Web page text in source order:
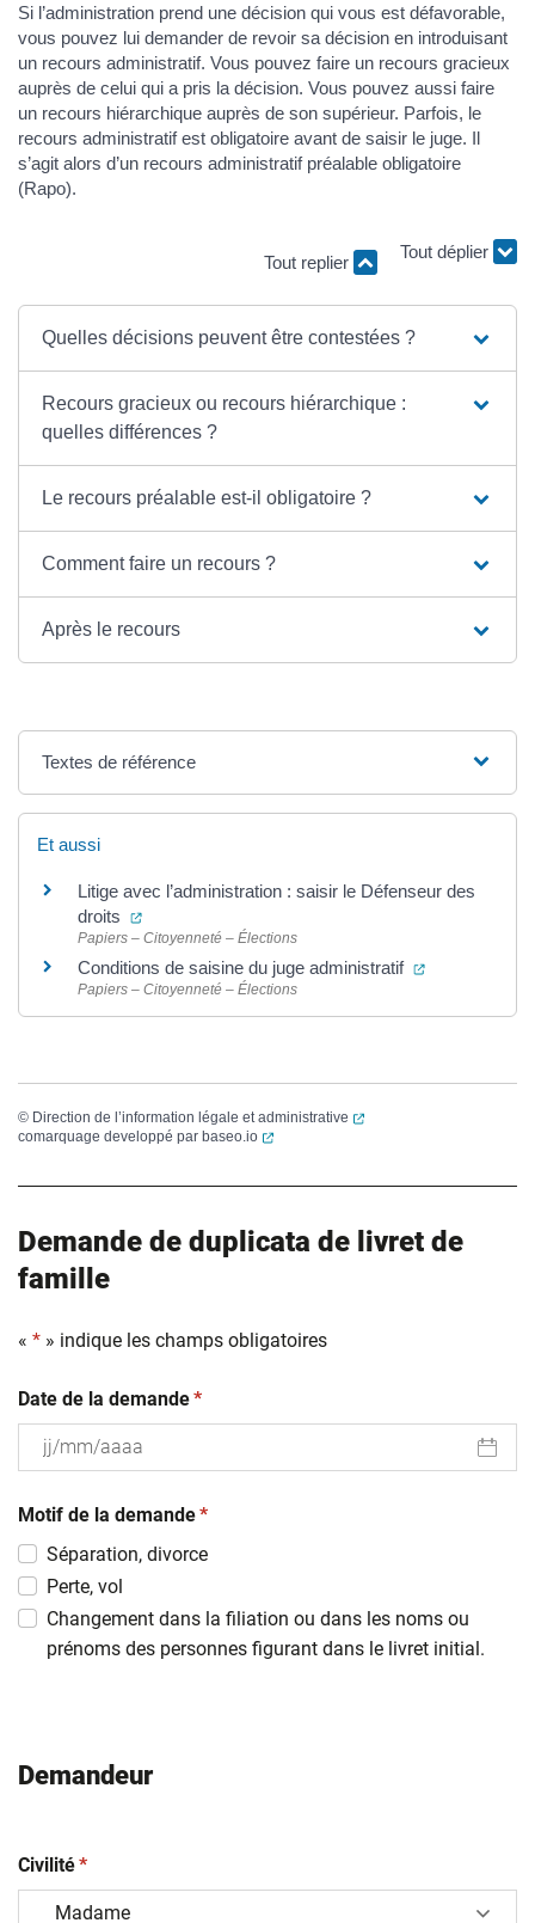
Si l’administration prend une décision qui vous est défavorable,
vous pouvez lui demander de revoir sa décision en introduisant
un recours administratif. Vous pouvez faire un recours gracieux
auprès de celui qui a pris la décision. Vous pouvez aussi faire
un recours hiérarchique auprès de son supérieur. Parfois, le
recours administratif est obligatoire avant de saisir le juge. Il
s’agit alors d’un recours administratif préalable obligatoire
(Rapo).
Tout replier
Quelles décisions peuvent être contestées ?
Recours gracieux ou recours hiérarchique :
quelles différences ?
Le recours préalable est-il obligatoire ?
Comment faire un recours ?
Après le recours
Textes de référence
Et aussi
Litige avec l’administration : saisir le Défenseur des
droits
(ouverture dans un nouvel onglet)
Papiers – Citoyenneté – Élections
Conditions de saisine du juge administratif (ouverture
Papiers – Citoyenneté – Élections
© Direction de l’information légale et administrative
(ouverture dans un
comarquage developpé par baseo.io (ouverture dans un nouvel onglet)
Demande de duplicata de livret de
famille
« * » indique les champs obligatoires
Date de la demande(obligatoire)
*
slash
MM
slash
AAAA
Motif de la demande(obligatoire)
*
Séparation, divorce
Perte, vol
Changement dans la filiation ou dans les noms ou
prénoms des personnes figurant dans le livret initial.
Demandeur
Civilité(obligatoire)
*